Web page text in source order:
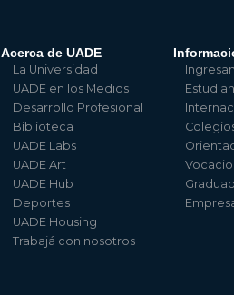
Acerca de UADE
La Universidad
UADE en los Medios
Desarrollo Profesional
Biblioteca
UADE Labs
UADE Art
UADE Hub
Deportes
UADE Housing
Trabajá con nosotros